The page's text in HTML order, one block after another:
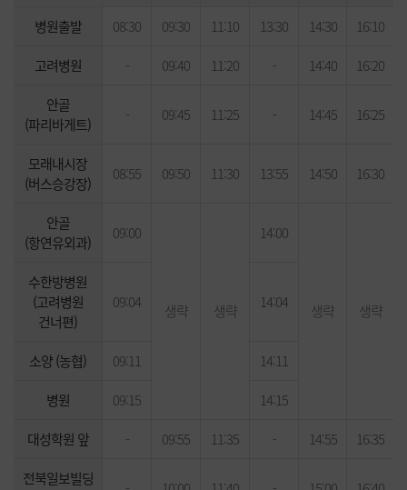
병원출발 08:30 09:30 11:10 13:30 14:30
16:10
고려병원
- 09:40 11:20 - 14:40
16:20
안골
(파리바게트)
- 09:45 11:25 - 14:45 16:25
모래내시장
(버스승강장)
08:55 09:50 11:30 13:55 14:50 16:30
안골
(항연유외과)
09:00
생략 생략
14:00
생략 생략
수한방병원
(고려병원
건너편)
09:04 14:04
소양 (농협) 09:11
14:11
병원
09:15
14:15
대성학원 앞
- 09:55 11:35 - 14:55
16:35
전북일보빌딩